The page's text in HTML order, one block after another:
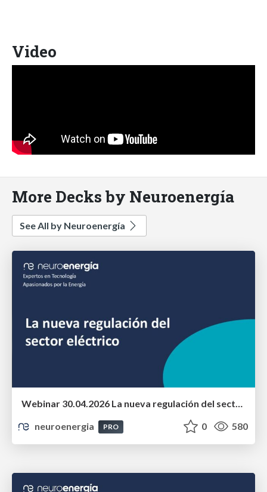
Video
More Decks by Neuroenergía
See All by Neuroenergía
Webinar 30.04.2026 La nueva regulación del sector eléctrico
neuroenergia
PRO 0 580